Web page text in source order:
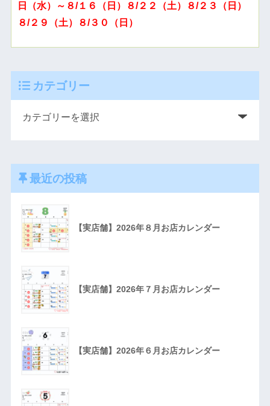
日（水）～８/１６（日）８/２２（土）８/２３（日）
８/２９（土）８/３０（日）
カテゴリー
最近の投稿
【実店舗】2026年８月お店カレンダー
【実店舗】2026年７月お店カレンダー
【実店舗】2026年６月お店カレンダー